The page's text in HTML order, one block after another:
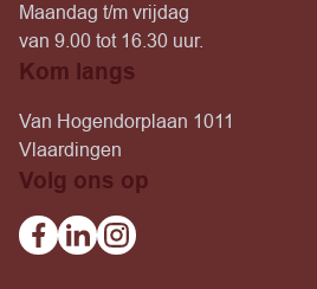
Maandag t/m vrijdag
van 9.00 tot 16.30 uur.
Kom langs
Van Hogendorplaan 1011
Vlaardingen
Volg ons op
Facebook
LinkedinInstagram